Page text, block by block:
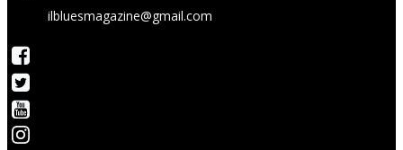
ilbluesmagazine@gmail.com